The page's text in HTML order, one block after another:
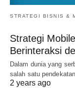
STRATEGI BISNIS &
Strategi
Berinteraksi
Dalam dunia yang
salah satu
2 years ago